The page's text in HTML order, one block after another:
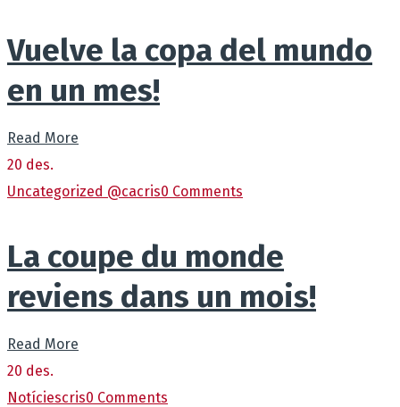
Vuelve la copa del mundo
en un mes!
Read More
20 des.
Uncategorized @cacris0 Comments
La coupe du monde
reviens dans un mois!
Read More
20 des.
Notíciescris0 Comments